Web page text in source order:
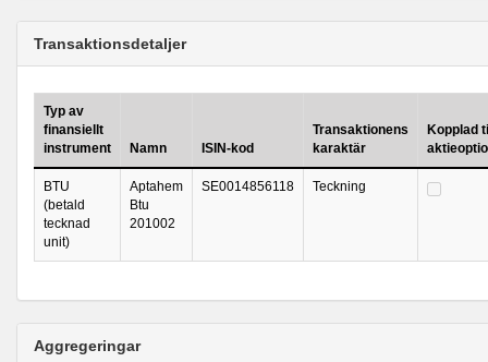
Transaktionsdetaljer
Typ av
finansiellt
instrument
Namn ISIN-kod
Transaktionens
karaktär
Kopplad
BTU
(betald
tecknad
unit)
Aptahem
Btu
201002
SE0014856118 Teckning
Aggregeringar